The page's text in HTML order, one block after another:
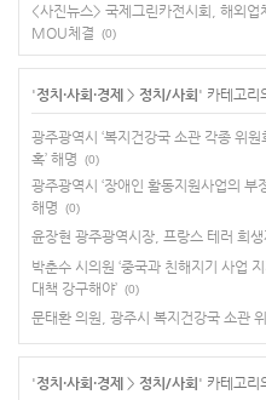
<사진뉴스> 국제그린카전시회, 해외
MOU체결
(0)
'정치·사회·경제 > 정치/사회' 카테고리
광주광역시 ‘복지건강국 소관 각종 위
혹’ 해명
(0)
광주광역시 ‘장애인 활동지원사업의 부
해명
(0)
윤장현 광주광역시장, 프랑스 테러 희
박춘수 시의원 ‘중국과 친해지기 사업
대책 강구해야’ (0)
문태환 의원, 광주시 복지건강국 소관
'정치·사회·경제 > 정치/사회' 카테고리